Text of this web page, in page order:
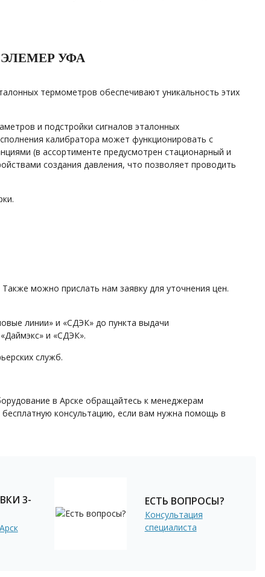
ЭЛЕМЕР УФА
термометров обеспечивают уникальность этих
и подстройки сигналов эталонных
калибратора может функционировать с
(в ассортименте предусмотрен стационарный и
создания давления, что позволяет проводить
можно прислать нам заявку для уточнения цен.
линии» и «СДЭК» до пункта выдачи
и «СДЭК».
служб.
в Арске обращайтесь к менеджерам
консультацию, если вам нужна помощь в
3-
ЕСТЬ ВОПРОСЫ?
Консультация
специалиста